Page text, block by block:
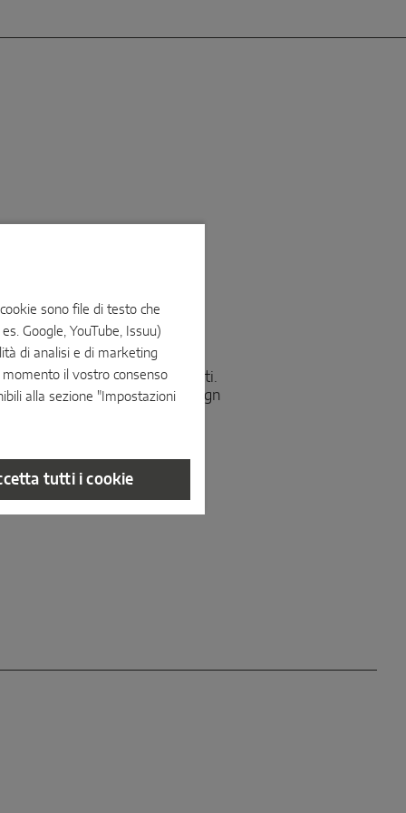
maniglie e apriporta
molteplici opzioni e varianti.
sicurezza, comfort e design
sono file di testo che
Google, YouTube, Issuu)
di analisi e di marketing
il vostro consenso
alla sezione "Impostazioni
tutti i cookie